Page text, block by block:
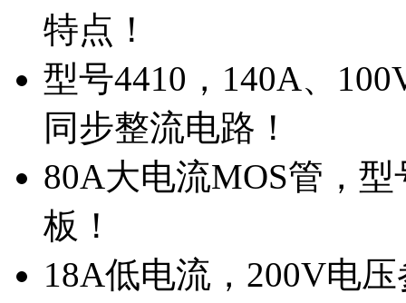
特点！
型号4410，140A、
同步整流电路！
80A大电流MOS管，
板！
18A低电流，200V电